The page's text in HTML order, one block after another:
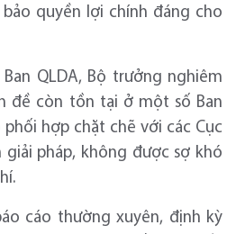
quyền lợi chính đáng cho
QLDA, Bộ trưởng nghiêm
đề còn tồn tại ở một số Ban
hợp chặt chẽ với các Cục
pháp, không được sợ khó
cáo thường xuyên, định kỳ